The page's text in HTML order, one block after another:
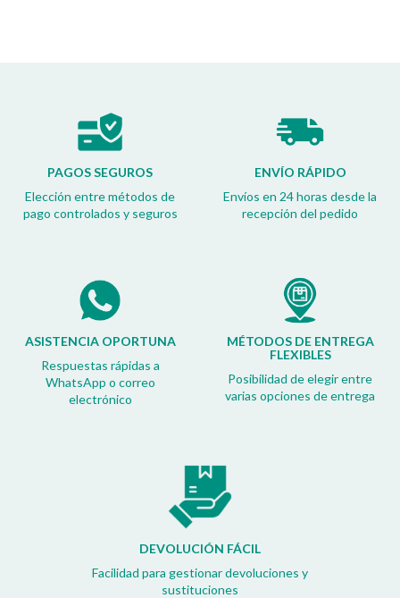
PAGOS SEGUROS
Elección entre métodos de
pago controlados y seguros
ENVÍO RÁPIDO
Envíos en 24 horas desde la
recepción del pedido
ASISTENCIA OPORTUNA
Respuestas rápidas a
WhatsApp o correo
electrónico
MÉTODOS DE ENTREGA
FLEXIBLES
Posibilidad de elegir entre
varias opciones de entrega
DEVOLUCIÓN FÁCIL
Facilidad para gestionar devoluciones y
sustituciones